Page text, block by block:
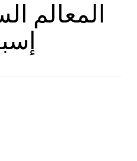
المعالم